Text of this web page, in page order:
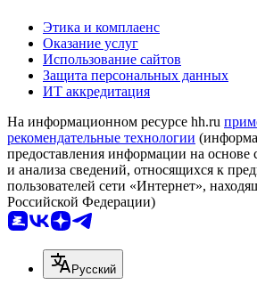
Этика и комплаенс
Оказание услуг
Использование сайтов
Защита персональных данных
ИТ аккредитация
На информационном ресурсе hh.ru
рекомендательные технологии
предоставления информации на основе
и анализа сведений, относящихся к
пользователей сети «Интернет»,
Российской Федерации)
Русский